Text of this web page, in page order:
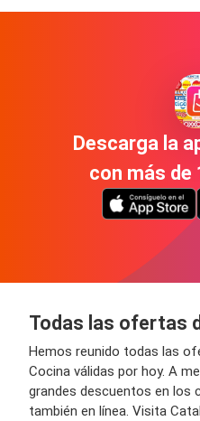
Descarga la
con más de
Todas las ofertas
Hemos reunido todas las
Cocina válidas por hoy. A
grandes descuentos en los
también en línea. Visita